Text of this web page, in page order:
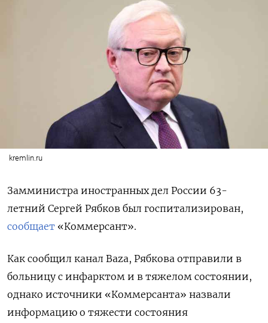
kremlin.ru
Замминистра иностранных дел России 63-
летний Сергей Рябков был госпитализирован,
сообщает «Коммерсант».
Как сообщил канал Baza, Рябкова отправили в
больницу с инфарктом и в тяжелом состоянии,
однако источники «Коммерсанта» назвали
информацию о тяжести состояния